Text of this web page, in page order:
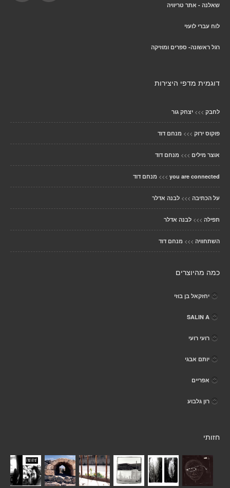
שאלנה - אתר טריוויה
לוח עברי לועזי
רגל ראשונה- ספרים ומוזיקה
דוגמית מדפי היצירות
לחבק >>> יצחק גור
פוקוס ירוק >>> מנחם דוד
אוצר מילים >>> מנחם דוד
you are connected
>>> מנחם דוד
על הכתיבה >>> לבנה אדלר
תפילה >>> לבנה אדלר
השתחוויה >>> מנחם דוד
כמה מהיוצרים
יחזקאל בן בוזי
SALIN A
רועי רועי
יותם אבגי
אפריים
רון גלבוע
חזותי